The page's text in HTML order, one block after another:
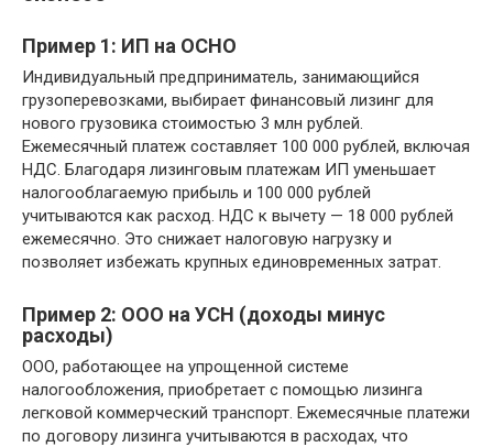
Пример 1: ИП на ОСНО
Индивидуальный предприниматель, занимающийся
грузоперевозками, выбирает финансовый лизинг для
нового грузовика стоимостью 3 млн рублей.
Ежемесячный платеж составляет 100 000 рублей, включая
НДС. Благодаря лизинговым платежам ИП уменьшает
налогооблагаемую прибыль и 100 000 рублей
учитываются как расход. НДС к вычету — 18 000 рублей
ежемесячно. Это снижает налоговую нагрузку и
позволяет избежать крупных единовременных затрат.
Пример 2: ООО на УСН (доходы минус
расходы)
ООО, работающее на упрощенной системе
налогообложения, приобретает с помощью лизинга
легковой коммерческий транспорт. Ежемесячные платежи
по договору лизинга учитываются в расходах, что